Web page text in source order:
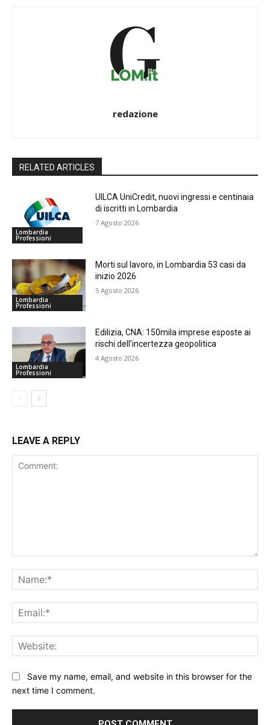
redazione
RELATED ARTICLES
Lombardia
Professioni
UILCA UniCredit, nuovi ingressi e centinaia
di iscritti in Lombardia
7 Agosto 2026
Lombardia
Professioni
Morti sul lavoro, in Lombardia 53 casi da
inizio 2026
5 Agosto 2026
Lombardia
Professioni
Edilizia, CNA: 150mila imprese esposte ai
rischi dell’incertezza geopolitica
4 Agosto 2026
LEAVE A REPLY
Save my name, email, and website in this browser for the
next time I comment.